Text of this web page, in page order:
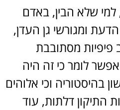
למי שלא הבין, באדם
ומגורשי גן העדן,
מסתובבת
לומר כי זה היה
בהיסטוריה וכי אלוהים
התיקון דלתות, עוד